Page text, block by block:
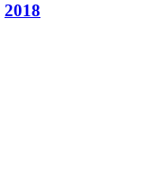
2018